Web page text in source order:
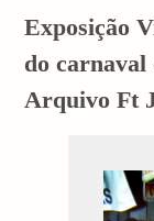
Exposição
do carnaval
Arquivo Ft